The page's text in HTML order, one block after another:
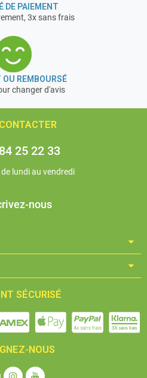
DE PAIEMENT
3x sans frais
REMBOURSÉ
changer d'avis
25 22 33
lundi au vendredi
nous
SÉCURISÉ
NOUS